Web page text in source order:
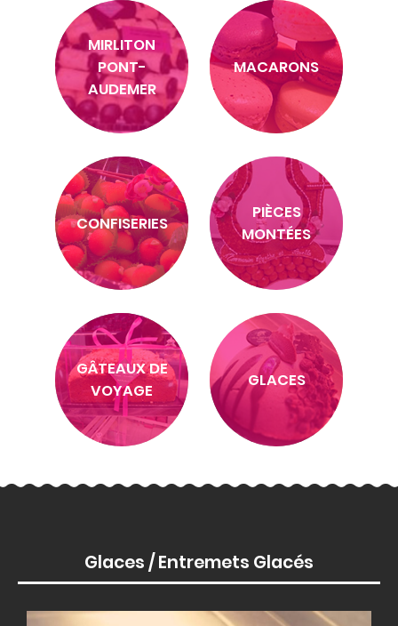
MIRLITON
PONT-
AUDEMER
MACARONS
CONFISERIES
PIÈCES
MONTÉES
GÂTEAUX DE
VOYAGE
GLACES
Glaces / Entremets Glacés